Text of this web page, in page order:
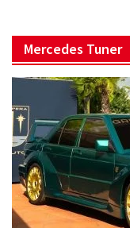
Mercedes Tuner